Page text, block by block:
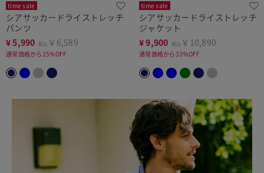
time sale
シアサッカードライストレッチ
パンツ
¥5,990 税込 ￥6,589
通常価格から25%OFF
time sale
シアサッカードライストレッチ
ジャケット
¥9,900 税込 ￥10,890
通常価格から33%OFF